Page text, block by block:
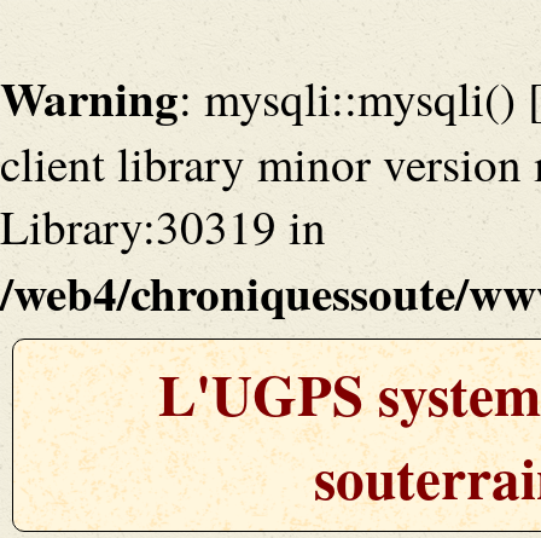
Warning: mysqli::mysqli()
client library minor version
Library:30319 in
/web4/chroniquessoute/
L'UGPS